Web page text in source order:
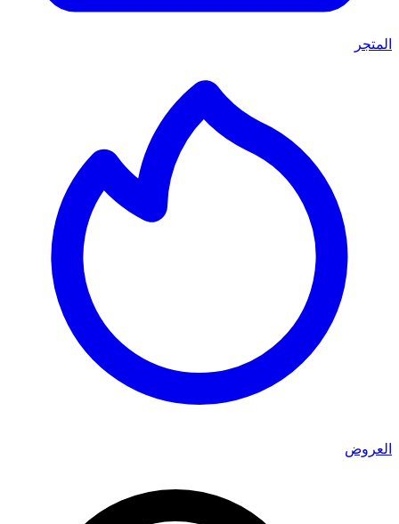
المتجر
العروض